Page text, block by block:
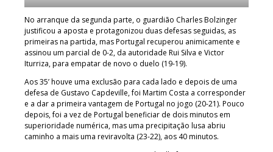
No arranque da segunda parte, o guardião Charles Bolzinger
justificou a aposta e protagonizou duas defesas seguidas, as
primeiras na partida, mas Portugal recuperou animicamente e
assinou um parcial de 0-2, da autoridade Rui Silva e Victor
Iturriza, para empatar de novo o duelo (19-19).
Aos 35’ houve uma exclusão para cada lado e depois de uma
defesa de Gustavo Capdeville, foi Martim Costa a corresponder
e a dar a primeira vantagem de Portugal no jogo (20-21). Pouco
depois, foi a vez de Portugal beneficiar de dois minutos em
superioridade numérica, mas uma precipitação lusa abriu
caminho a mais uma reviravolta (23-22), aos 40 minutos.